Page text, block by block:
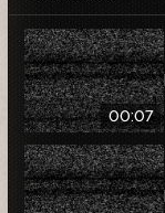
00:07